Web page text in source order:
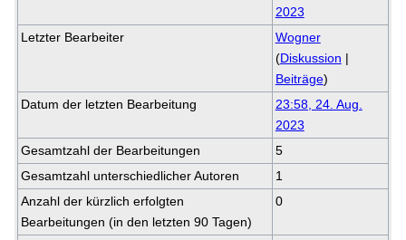
2023
Letzter Bearbeiter
Wogner
(Diskussion |
Beiträge)
Datum der letzten Bearbeitung
23:58, 24. Aug.
2023
Gesamtzahl der Bearbeitungen
5
Gesamtzahl unterschiedlicher Autoren
1
Anzahl der kürzlich erfolgten
Bearbeitungen (in den letzten 90 Tagen)
0